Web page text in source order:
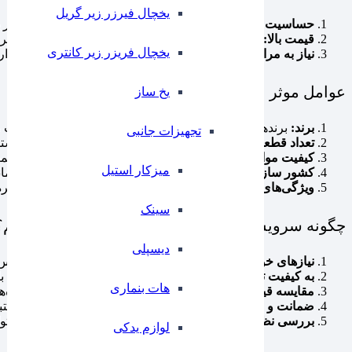
یخچال فیرزر زیر گریل
یخچال فریزر زیر کانتری
⁠یخ ساز
تجهیزات جانبی
میزکار استیل
سینک
دیسپلی
هات بنماری
لوازم یدکی
حساسیت به ضربه:
اگرچه روکش گرانیتی مقاوم است، اما
قیمت بالا: کیفیت بالا و طول عمر بیشتر، معمولاً با هزینه
نیاز به مراقبت خاص:
برای جلوگیری از خراشیدگی، باید از
عوامل موثر بر قیمت سرویس قابلمه گرانیتی
برند: برندهای معروف و باکیفیت مانند نالینو، دسینی و زرساب
تعداد قطعات:
سرویس‌های گرانیتی از 5 تا 20 قطعه متغیر هستند و قیمت با افزایش تعداد قطعات افزایش می‌یابد.
کیفیت مواد:
روکش باکیفیت‌تر و بدنه آلومینیومی ضخیم‌تر،
کشور سازنده:
سرویس‌های تولید شده در کشورهای خارجی
ویژگی‌های جانبی:
قابلمه‌هایی با درب شیشه‌ای مقاوم،
چگونه سرویس قابلمه گرانیتی مناسب را انتخاب
نیازهای خود را مشخص کنید:
اگر خانواده بزرگی دارید،
به کیفیت توجه کنید:
بررسی کنید که روکش گرانیتی ضد خش
مقایسه قیمت:
قبل از خرید، قیمت سرویس‌ها را در
ضمانت و خدمات پس از فروش:
سرویس‌هایی که ضمانت
بررسی نظرات کاربران:
مطالعه تجربیات خریداران قبلی